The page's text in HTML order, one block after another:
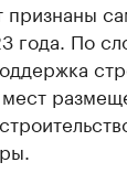
признаны
года. По